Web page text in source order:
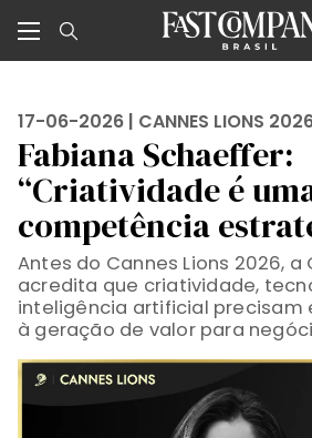
17-06-2026 | CANNES LIONS
Fabiana Schaeffer:
“Criatividade é
competência
Antes do Cannes Lions 2026, a
acredita que criatividade,
inteligência artificial precisam
à geração de valor para